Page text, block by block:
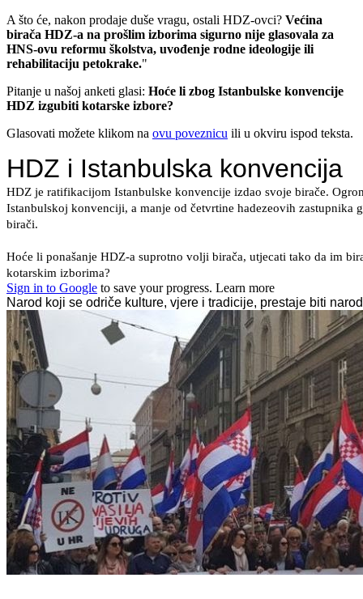
A što će, nakon prodaje duše vragu, ostali HDZ-ovci? Većina
birača HDZ-a na prošlim izborima sigurno nije glasovala za
HNS-ovu reformu školstva, uvođenje rodne ideologije ili
rehabilitaciju petokrake."
Pitanje u našoj anketi glasi: Hoće li zbog Istanbulske konvencije
HDZ izgubiti kotarske izbore?
Glasovati možete klikom na ovu poveznicu ili u okviru ispod teksta.